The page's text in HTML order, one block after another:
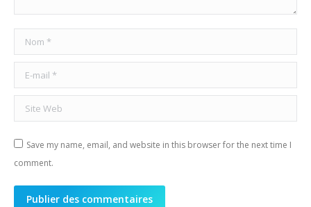
Nom *
E-mail *
Site Web
Save my name, email, and website in this browser for the next time I
comment.
Publier des commentaires